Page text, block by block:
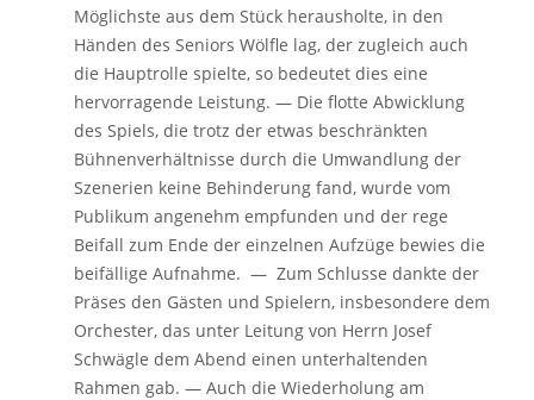
Möglichste aus dem Stück herausholte, in den
Händen des Seniors Wölfle lag, der zugleich auch
die Hauptrolle spielte, so bedeutet dies eine
hervorragende Leistung. — Die flotte Abwicklung
des Spiels, die trotz der etwas beschränkten
Bühnenverhältnisse durch die Umwandlung der
Szenerien keine Behinderung fand, wurde vom
Publikum angenehm empfunden und der rege
Beifall zum Ende der einzelnen Aufzüge bewies die
beifällige Aufnahme. — Zum Schlusse dankte der
Präses den Gästen und Spielern, insbesondere dem
Orchester, das unter Leitung von Herrn Josef
Schwägle dem Abend einen unterhaltenden
Rahmen gab. — Auch die Wiederholung am